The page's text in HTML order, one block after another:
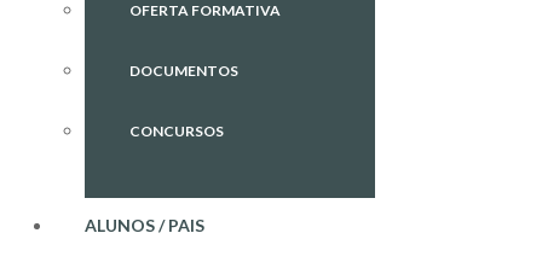
OFERTA FORMATIVA
DOCUMENTOS
CONCURSOS
ALUNOS / PAIS